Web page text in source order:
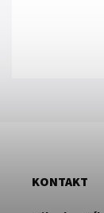
KONTAKT